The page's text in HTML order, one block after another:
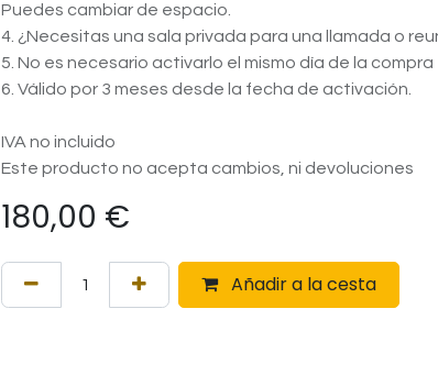
Puedes cambiar de espacio.
4. ¿Necesitas una sala privada para una llamada o
5. No es necesario activarlo el mismo día de la compra
6. Válido por 3 meses desde la fecha de activación.
IVA no incluido
Este producto no acepta cambios, ni devoluciones
180,00 €
Añadir a la cesta